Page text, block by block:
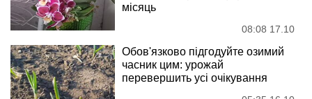
місяць
08:08 17.10
Обов'язково підгодуйте озимий
часник цим: урожай
перевершить усі очікування